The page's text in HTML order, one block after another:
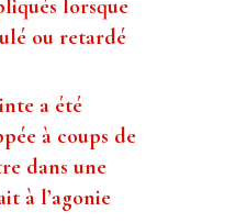
lorsque
ou retardé
a été
à coups de
dans une
à l’agonie